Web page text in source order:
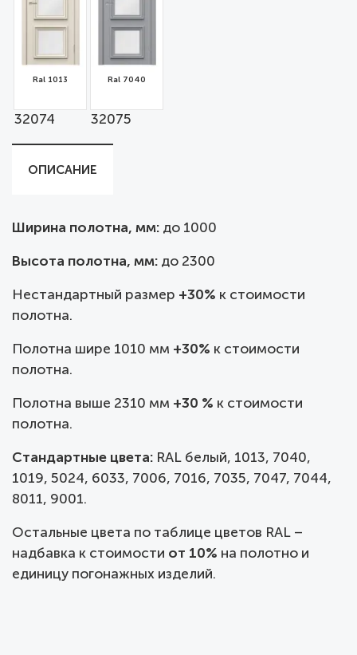
Ral 1013
32074
Ral 7040
32075
ОПИСАНИЕ
Ширина полотна, мм: до 1000
Высота полотна, мм: до 2300
Нестандартный размер +30% к стоимости
полотна.
Полотна шире 1010 мм +30% к стоимости
полотна.
Полотна выше 2310 мм +30 % к стоимости
полотна.
Стандартные цвета: RAL белый, 1013, 7040,
1019, 5024, 6033, 7006, 7016, 7035, 7047, 7044,
8011, 9001.
Остальные цвета по таблице цветов RAL –
надбавка к стоимости от 10% на полотно и
единицу погонажных изделий.